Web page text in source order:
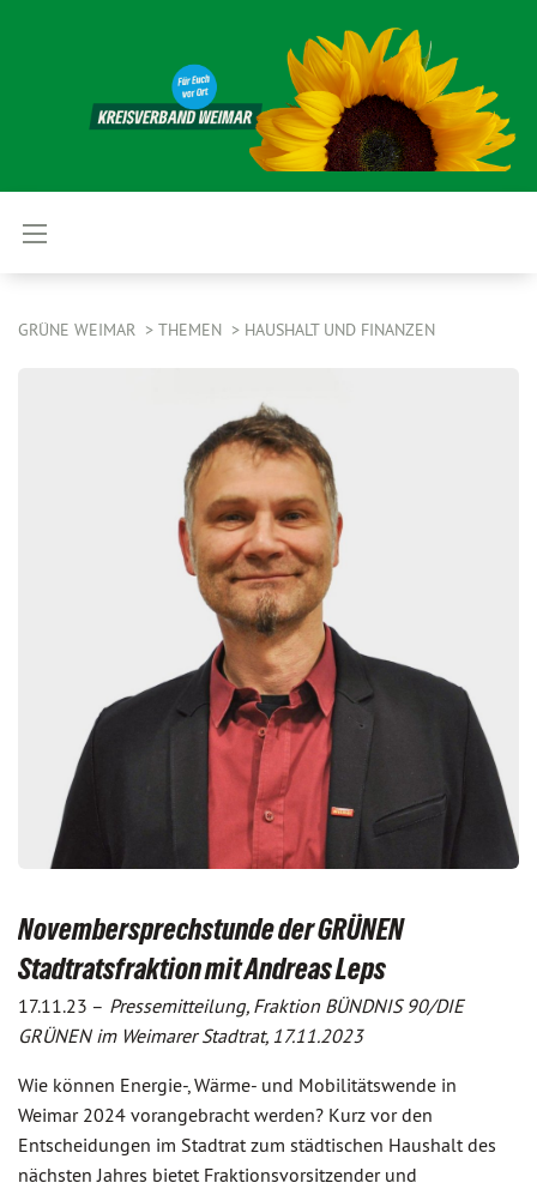
GRÜNE WEIMAR THEMEN HAUSHALT UND FINANZEN
Novembersprechstunde der GRÜNEN
Stadtratsfraktion mit Andreas Leps
17.11.23 – Pressemitteilung, Fraktion BÜNDNIS 90/DIE
GRÜNEN im Weimarer Stadtrat, 17.11.2023
Wie können Energie-, Wärme- und Mobilitätswende in
Weimar 2024 vorangebracht werden? Kurz vor den
Entscheidungen im Stadtrat zum städtischen Haushalt des
nächsten Jahres bietet Fraktionsvorsitzender und